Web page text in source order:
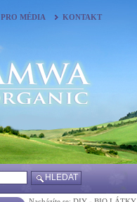
PRO MÉDIA KONTAKT
HLEDAT